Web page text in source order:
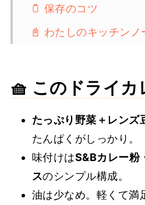
🫙 保存のコツ
📓 わたしのキッチンノ
👒 皮付きレンズ豆で
レシピ
☀️ もっと食べたい。ヴ
レシピ
✏️ レシピカード｜分量
🧺 このドライカ
たっぷり野菜＋レンズ
たんぱくがしっかり。
味付けはS&Bカレー粉
スのシンプル構成。
油は少なめ。軽くて満